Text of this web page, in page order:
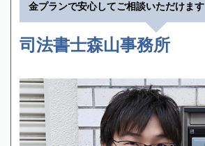
金プランで安心してご相談いただけます
司法書士森山事務所